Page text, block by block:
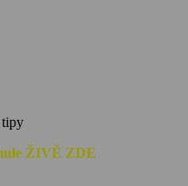
ŽIVĚ ZDE